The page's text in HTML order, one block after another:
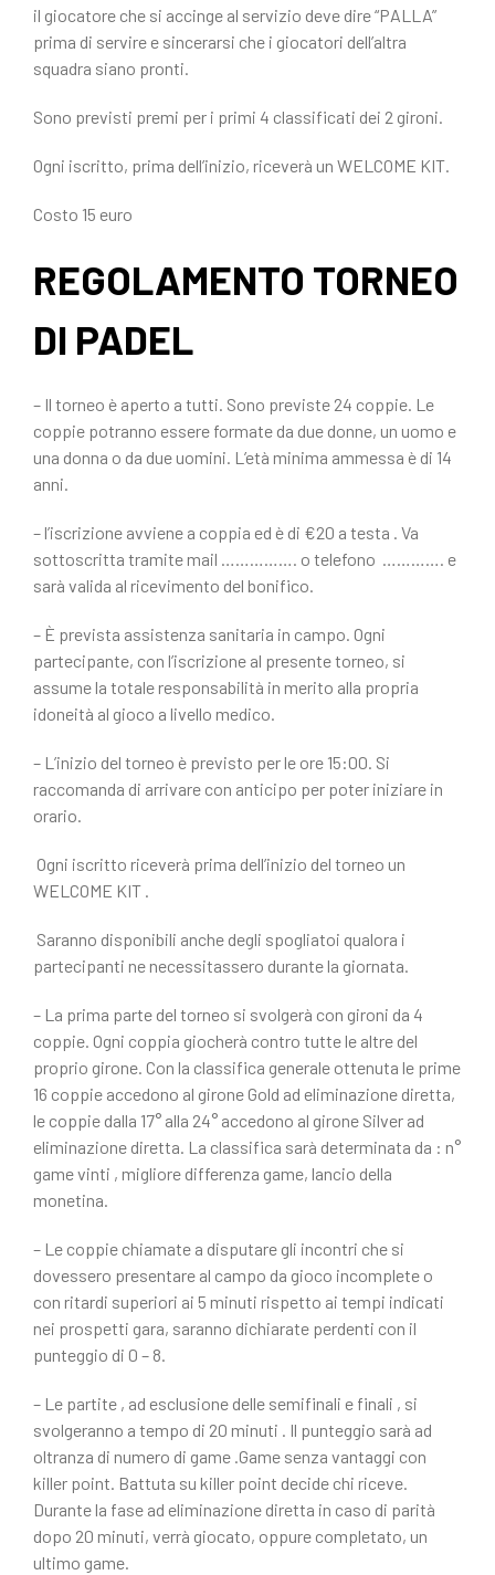
il giocatore che si accinge al servizio deve dire “PALLA”
prima di servire e sincerarsi che i giocatori dell’altra
squadra siano pronti.
Sono previsti premi per i primi 4 classificati dei 2 gironi.
Ogni iscritto, prima dell’inizio, riceverà un WELCOME KIT.
Costo 15 euro
REGOLAMENTO TORNEO
DI PADEL
– Il torneo è aperto a tutti. Sono previste 24 coppie. Le
coppie potranno essere formate da due donne, un uomo e
una donna o da due uomini. L’età minima ammessa è di 14
anni.
– l’iscrizione avviene a coppia ed è di €20 a testa . Va
sottoscritta tramite mail ……………. o telefono …………. e
sarà valida al ricevimento del bonifico.
– È prevista assistenza sanitaria in campo. Ogni
partecipante, con l’iscrizione al presente torneo, si
assume la totale responsabilità in merito alla propria
idoneità al gioco a livello medico.
– L’inizio del torneo è previsto per le ore 15:00. Si
raccomanda di arrivare con anticipo per poter iniziare in
orario.
Ogni iscritto riceverà prima dell’inizio del torneo un
WELCOME KIT .
Saranno disponibili anche degli spogliatoi qualora i
partecipanti ne necessitassero durante la giornata.
– La prima parte del torneo si svolgerà con gironi da 4
coppie. Ogni coppia giocherà contro tutte le altre del
proprio girone. Con la classifica generale ottenuta le prime
16 coppie accedono al girone Gold ad eliminazione diretta,
le coppie dalla 17° alla 24° accedono al girone Silver ad
eliminazione diretta. La classifica sarà determinata da : n°
game vinti , migliore differenza game, lancio della
monetina.
– Le coppie chiamate a disputare gli incontri che si
dovessero presentare al campo da gioco incomplete o
con ritardi superiori ai 5 minuti rispetto ai tempi indicati
nei prospetti gara, saranno dichiarate perdenti con il
punteggio di 0 – 8.
– Le partite , ad esclusione delle semifinali e finali , si
svolgeranno a tempo di 20 minuti . Il punteggio sarà ad
oltranza di numero di game .Game senza vantaggi con
killer point. Battuta su killer point decide chi riceve.
Durante la fase ad eliminazione diretta in caso di parità
dopo 20 minuti, verrà giocato, oppure completato, un
ultimo game.